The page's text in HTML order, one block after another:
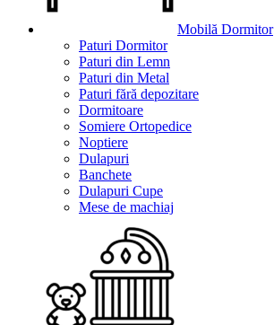
Mobilă Dormitor
Paturi Dormitor
Paturi din Lemn
Paturi din Metal
Paturi fără depozitare
Dormitoare
Somiere Ortopedice
Noptiere
Dulapuri
Banchete
Dulapuri Cupe
Mese de machiaj